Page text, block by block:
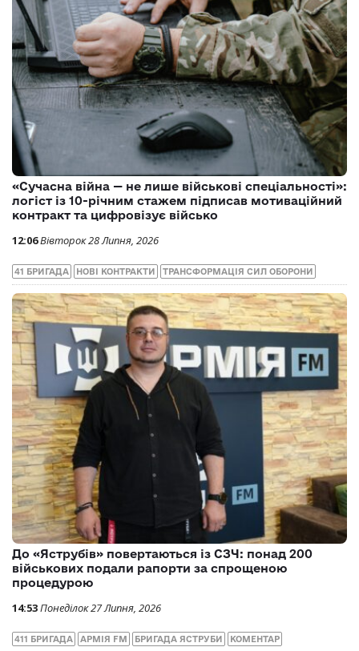
«Сучасна війна — не лише військові спеціальності»:
логіст із 10-річним стажем підписав мотиваційний
контракт та цифровізує військо
12:06Вівторок 28 Липня, 2026
41 БРИГАДА НОВІ КОНТРАКТИ ТРАНСФОРМАЦІЯ СИЛ ОБОРОНИ
До «Яструбів» повертаються із СЗЧ: понад 200
військових подали рапорти за спрощеною
процедурою
14:53Понеділок 27 Липня, 2026
411 БРИГАДА АРМІЯ FM БРИГАДА ЯСТРУБИ КОМЕНТАР